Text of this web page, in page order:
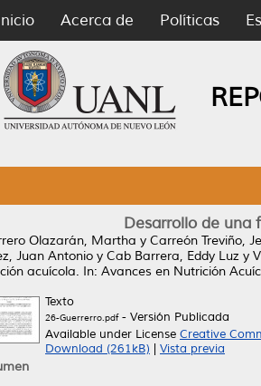
Acerca de Políticas
Desarrollo de una
Olazarán, Martha y Carreón Treviño,
Juan Antonio y Cab Barrera, Eddy Luz y
acuícola. In: Avances en Nutrición
Texto
26-Guerrerro.pdf- Versión Publicada
Available under License Creative
Download (261kB)
Vista previa